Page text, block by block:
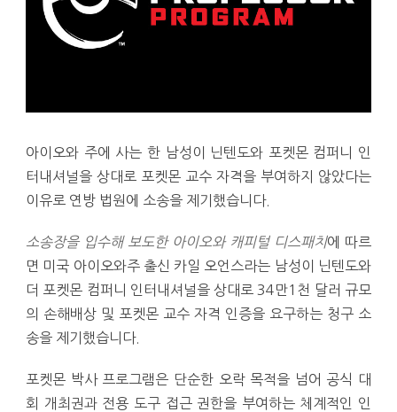
아이오와 주에 사는 한 남성이 닌텐도와 포켓몬 컴퍼니 인
터내셔널을 상대로 포켓몬 교수 자격을 부여하지 않았다는
이유로 연방 법원에 소송을 제기했습니다.
소송장을 입수해 보도한 아이오와 캐피털 디스패치에 따르
면 미국 아이오와주 출신 카일 오언스라는 남성이 닌텐도와
더 포켓몬 컴퍼니 인터내셔널을 상대로 34만1천 달러 규모
의 손해배상 및 포켓몬 교수 자격 인증을 요구하는 청구 소
송을 제기했습니다.
포켓몬 박사 프로그램은 단순한 오락 목적을 넘어 공식 대
회 개최권과 전용 도구 접근 권한을 부여하는 체계적인 인